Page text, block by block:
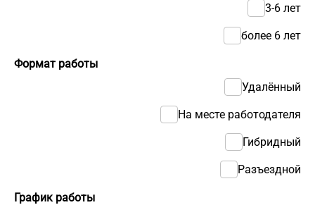
3-6 лет
более 6 лет
График работы
Формат работы
Удалённый
На месте работодателя
Гибридный
Разъездной